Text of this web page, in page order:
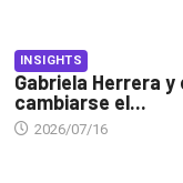
INSIGHTS
Gabriela Herrera
cambiarse el...
2026/07/16